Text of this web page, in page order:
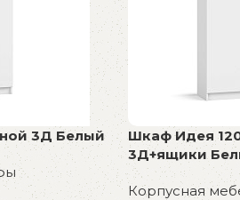
3Д Белый
Шкаф Идея
3Д+ящики
Корпусная